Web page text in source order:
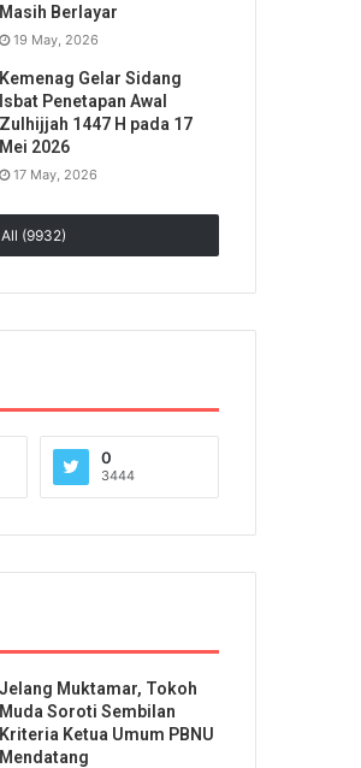
Masih Berlayar
19 May, 2026
Kemenag Gelar Sidang
Isbat Penetapan Awal
Zulhijjah 1447 H pada 17
Mei 2026
17 May, 2026
All (9932)
0
3444
Jelang Muktamar, Tokoh
Muda Soroti Sembilan
Kriteria Ketua Umum PBNU
Mendatang